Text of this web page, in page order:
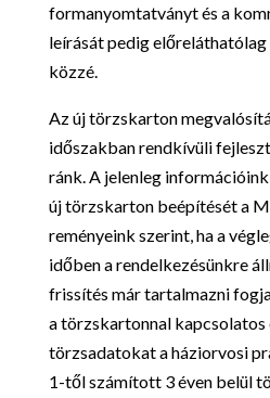
formanyomtatványt és a
leírását pedig
közzé.
Az új törzskarton
időszakban rendkívüli
ránk. A jelenleg
új törzskarton beépítését a
reményeink szerint, ha a
időben a rendelkezésünkre
frissítés már tartalmazni
a törzskartonnal kapcsolatos
törzsadatokat a háziorvosi
1-től számított 3 éven belül